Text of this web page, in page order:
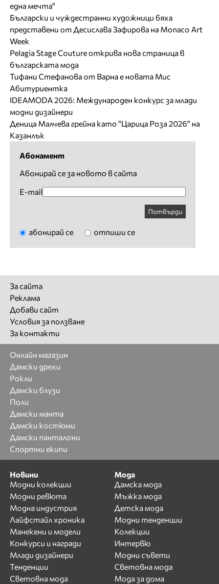
една мечта"
Български и чуждестранни художници бяха
представени от Десислава Зафирова на Monaco Art
Week
Pelagia Stage Couture открива нова страница в
българската мода
Тифани Стефанова от Варна е новата Мис
Абитуриентка
IDEAMODA 2026: Международен конкурс за млади
модни дизайнери
Деница Малчева грейна като "Царица Роза 2026" на
Казанлък
Абонамент
Абонирай се за новото в сайта
E-mail
Потвърди
абонирай се отпиши се
За сайта
Реклама
Добави сайт
Условия за ползване
За контакти
Онлайн магазин
Дамски дрехи
Рокли
Дамски блузи
Поли
Дамски манта
Дамски костюми
Дамски панталони
Спортни екипи
Новини
Модни колекции
Модни ревюта
Модна индустрия
Лайфстайл хроника
Манекени и модели
Конкурси и награди
Млади дизайнери
Тенденции
Световна мода
Мода
Дамска мода
Мъжка мода
Детска мода
Модни тенденции
Колекции
Интервю
Модни съвети
Световна мода
Мода за дома